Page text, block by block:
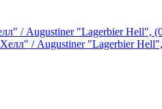
Augustiner "Lagerbier Hell",